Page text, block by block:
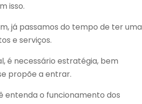
isso.
já passamos do tempo de ter uma
e serviços.
é necessário estratégia, bem
propõe a entrar.
entenda o funcionamento dos